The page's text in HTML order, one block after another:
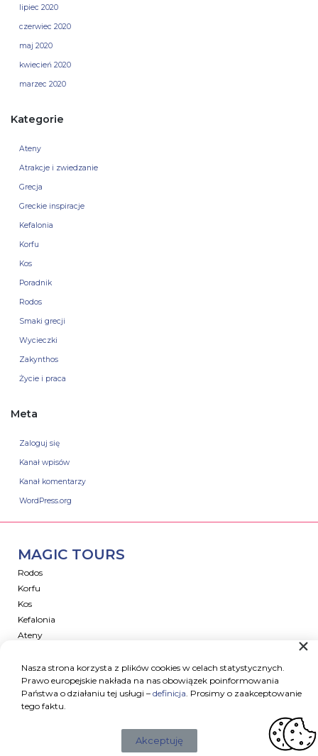
lipiec 2020
czerwiec 2020
maj 2020
kwiecień 2020
marzec 2020
Kategorie
Ateny
Atrakcje i zwiedzanie
Grecja
Greckie inspiracje
Kefalonia
Korfu
Kos
Poradnik
Rodos
Smaki grecji
Wycieczki
Zakynthos
Życie i praca
Meta
Zaloguj się
Kanał wpisów
Kanał komentarzy
WordPress.org
MAGIC TOURS
Rodos
Korfu
Kos
Kefalonia
Ateny
REGULAMINY
Warunki uczestnictwa
Zakynthos
Nasza strona korzysta z plików cookies w celach statystycznych.
Prawo europejskie nakłada na nas obowiązek poinformowania
Państwa o działaniu tej usługi – definicja. Prosimy o zaakceptowanie
tego faktu.
Akceptuję